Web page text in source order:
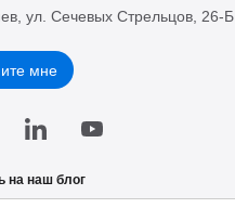
ул. Сечевых Стрельцов, 26-Б
мне
на наш блог